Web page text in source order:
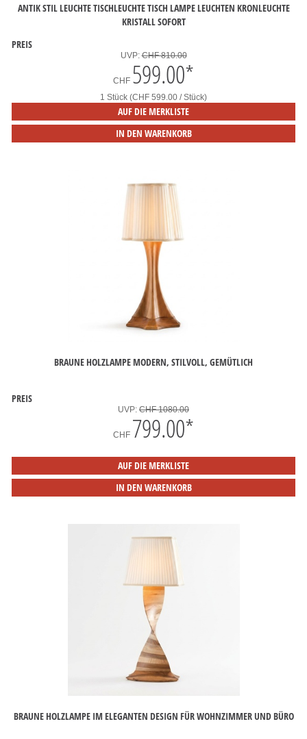
ANTIK STIL LEUCHTE TISCHLEUCHTE TISCH LAMPE LEUCHTEN KRONLEUCHTE
KRISTALL SOFORT
PREIS
UVP:CHF 810.00
CHF 599.00*
1 Stück (CHF 599.00 / Stück)
AUF DIE MERKLISTE
IN DEN WARENKORB
BRAUNE HOLZLAMPE MODERN, STILVOLL, GEMÜTLICH
PREIS
UVP: CHF 1080.00
CHF 799.00*
AUF DIE MERKLISTE
IN DEN WARENKORB
BRAUNE HOLZLAMPE IM ELEGANTEN DESIGN FÜR WOHNZIMMER UND BÜRO